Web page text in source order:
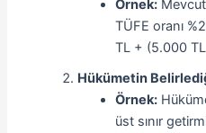
Örnek:
TÜFE oranı
TL + (5.000
Hükümetin
Örnek:
üst sınır